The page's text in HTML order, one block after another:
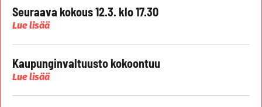
Seuraava kokous 12.3. klo 17.30
Lue lisää
Kaupunginvaltuusto kokoontuu
Lue lisää